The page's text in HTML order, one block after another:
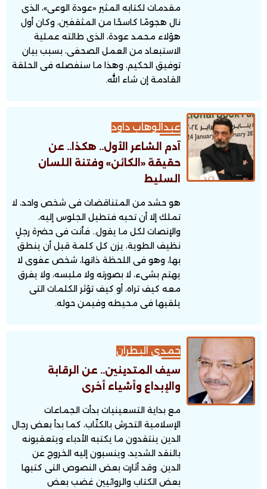
مقدمات لكتابه المثير «عودة الوعى»، الذى
نال هجومًا كاسحًا من المثقفين، وكان أول
هؤلاء محمد عودة، الذى طالته عملية
الاستبعاد من العمل الصحفى، بسبب بيان
توفيق الحكيم، وهذا ما سنفصله فى الحلقة
القادمة إن شاء الله.
عبدالوهاب داود
آدم الشاعر الأول.. هكذا.. عن
حقيقة «الكائن» وفتنة اللسان
السليط
هو حشد من المتناقضات فى شخص واحد، لا
تملك إلا أن تحبه فتطيل الجلوس إليه،
والإنصات لكل ما يقول.. فأنت فى حضرة رجلٍ
نظيف الطوية، يزن كل كلمة قبل أن ينطق
بها، وهو فى اللحظة ذاتها، شخص عفوى لا
يهتم بشىء، لا بصورته ولا ملبسه، ولا يفرق
معه كيف تراه، أو كيف تؤثر الكلمات التى
يلقيها فى محيطه وفيمن حوله.
حمدى البطران
سيف المتدينين.. عن الرقابة
والإبداع وأشياء أخرى
مع بداية التسعينيات بدأت الجماعات
الإسلامية التحرش بالكتّاب، كما بدأ بعض رجال
الدين ينتقدون ما يكتبه الأدباء ويتعقبونه
بالنقد الشديد، وينسبون إليه الخروج عن
الدين. وقد أثارت بعض النصوص التى كتبها
بعض الكتاب والروائيين غضب بعض